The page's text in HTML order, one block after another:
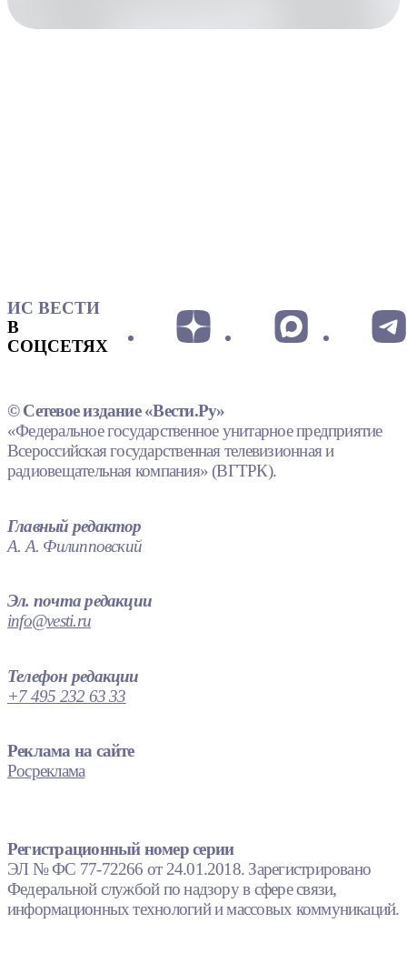
ИС ВЕСТИ
В
СОЦСЕТЯХ
© Сетевое издание «Вести.Ру»
«Федеральное государственное унитарное предприятие
Всероссийская государственная телевизионная и
радиовещательная компания» (ВГТРК).
Главный редактор
А. А. Филипповский
Эл. почта редакции
info@vesti.ru
Телефон редакции
+7 495 232 63 33
Реклама на сайте
Росреклама
Регистрационный номер серии
ЭЛ № ФС 77-72266 от 24.01.2018. Зарегистрировано
Федеральной службой по надзору в сфере связи,
информационных технологий и массовых коммуникаций.